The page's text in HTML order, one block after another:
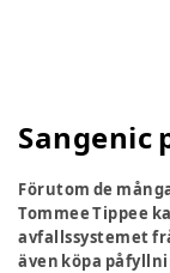
Sangenic
Förutom de
Tommee Tippee
avfallssystemet
även köpa